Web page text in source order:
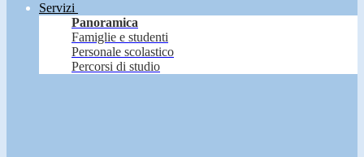
Servizi
Panoramica
Famiglie e studenti
Personale scolastico
Percorsi di studio